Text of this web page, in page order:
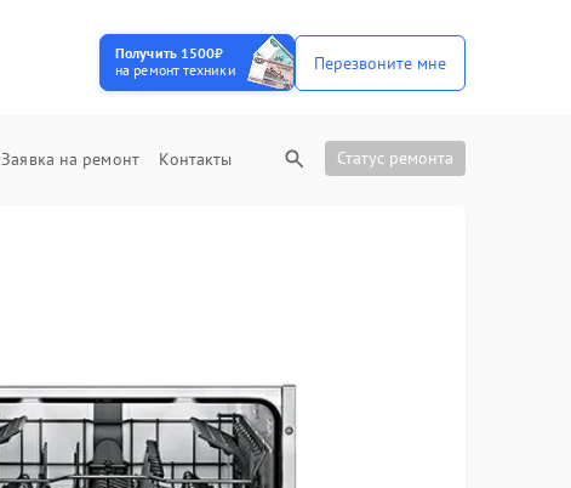
Получить 1500₽
на ремонт техники
Перезвоните мне
Заявка на ремонт Контакты Статус ремонта